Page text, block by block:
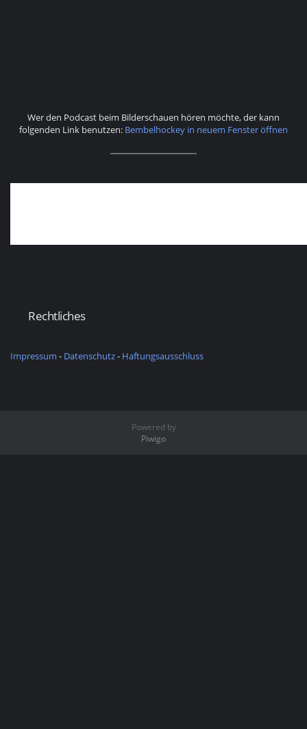
Wer den Podcast beim Bilderschauen hören möchte, der kann
folgenden Link benutzen: Bembelhockey in neuem Fenster öffnen
Rechtliches
Impressum - Datenschutz- Haftungsausschluss
Powered by
Piwigo